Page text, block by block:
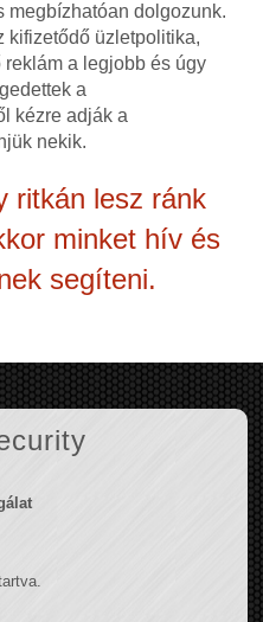
megbízhatóan dolgozunk.
kifizetődő üzletpolitika,
a legjobb és úgy
a
kézre adják a
nekik.
ritkán lesz ránk
minket hív és
segíteni.